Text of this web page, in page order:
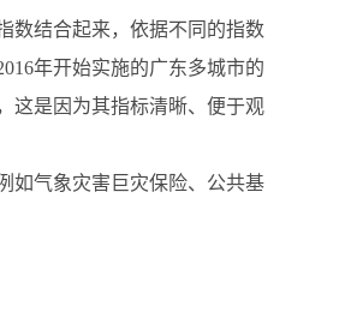
数结合起来，依据不同的指数
年开始实施的广东多城市的
这是因为其指标清晰、便于观
如气象灾害巨灾保险、公共基